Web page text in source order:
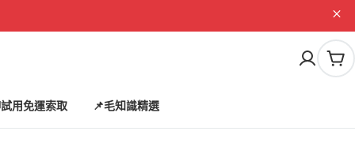
購
用免運索取 📌毛知識精選